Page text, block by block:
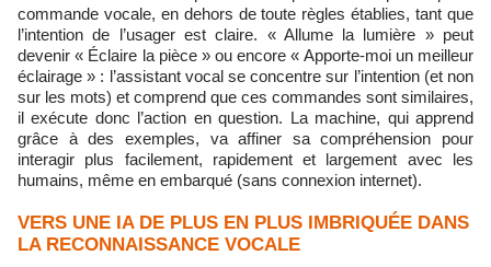
commande vocale, en dehors de toute règles établies, tant que
l’intention de l’usager est claire. « Allume la lumière » peut
devenir « Éclaire la pièce » ou encore « Apporte-moi un meilleur
éclairage » : l’assistant vocal se concentre sur l’intention (et non
sur les mots) et comprend que ces commandes sont similaires,
il exécute donc l’action en question. La machine, qui apprend
grâce à des exemples, va affiner sa compréhension pour
interagir plus facilement, rapidement et largement avec les
humains, même en embarqué (sans connexion internet).
VERS UNE IA DE PLUS EN PLUS IMBRIQUÉE DANS
LA RECONNAISSANCE VOCALE